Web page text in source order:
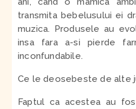
transmita bebelusului ei
muzica. Produsele au
insa fara a-si pierde
inconfundabile.
Ce le deosebeste de alte
Faptul ca acestea au